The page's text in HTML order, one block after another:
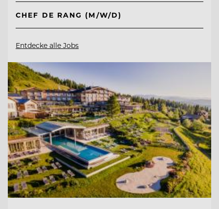
CHEF DE RANG (M/W/D)
Entdecke alle Jobs